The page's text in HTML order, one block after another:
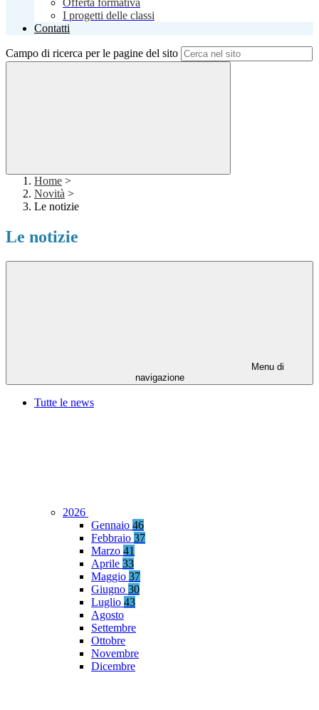
Offerta formativa
I progetti delle classi
Contatti
Campo di ricerca per le pagine del sito
Home >
Novità >
Le notizie
Le notizie
Menu di
navigazione
Tutte le news
2026
Gennaio 46
Febbraio 37
Marzo 41
Aprile 33
Maggio 37
Giugno 30
Luglio 43
Agosto
Settembre
Ottobre
Novembre
Dicembre